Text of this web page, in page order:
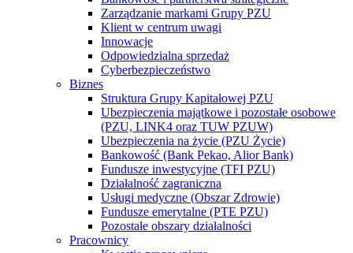
Zarządzanie markami Grupy PZU
Klient w centrum uwagi
Innowacje
Odpowiedzialna sprzedaż
Cyberbezpieczeństwo
Biznes
Struktura Grupy Kapitałowej PZU
Ubezpieczenia majątkowe i pozostałe osobowe
(PZU, LINK4 oraz TUW PZUW)
Ubezpieczenia na życie (PZU Życie)
Bankowość (Bank Pekao, Alior Bank)
Fundusze inwestycyjne (TFI PZU)
Działalność zagraniczna
Usługi medyczne (Obszar Zdrowie)
Fundusze emerytalne (PTE PZU)
Pozostałe obszary działalności
Pracownicy